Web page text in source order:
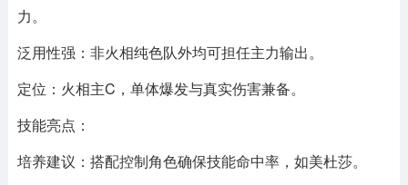
力。
泛用性强：非火相纯色队外均可担任主力输出。
定位：火相主C，单体爆发与真实伤害兼备。
技能亮点：
培养建议：搭配控制角色确保技能命中率，如美杜莎。